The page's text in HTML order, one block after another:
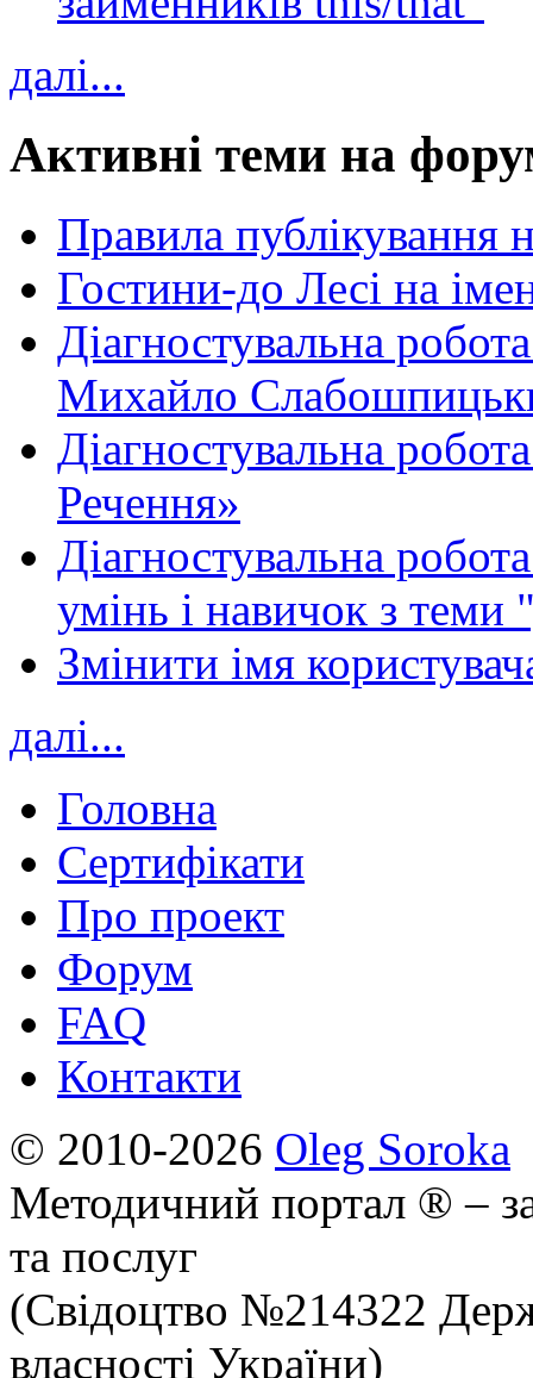
далі...
Активні теми на
Правила публікування
Гостини-до Лесі на
Діагностувальна
Михайло
Діагностувальна
Речення»
Діагностувальна
умінь і навичок з теми
Змінити імя
далі...
Головна
Сертифікати
Про проект
Форум
FAQ
Контакти
© 2010-2026 Oleg Soroka
Методичний портал ® –
та послуг
(Свідоцтво №214322
власності України)